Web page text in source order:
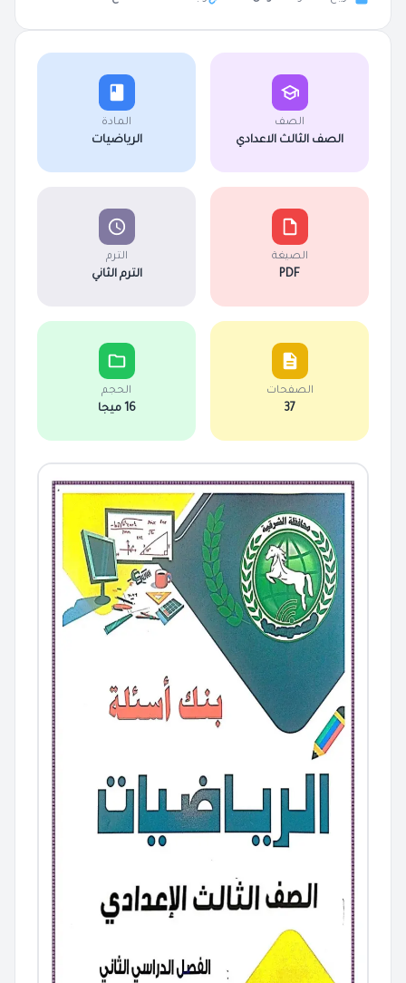
الصف
الصف الثالث الاعدادي
المادة
الرياضيات
الصيغة
PDF
الترم
الترم الثاني
الصفحات
37
الحجم
16 ميجا